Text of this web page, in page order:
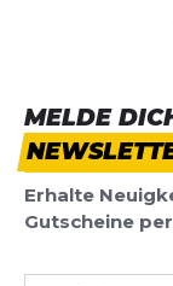
MELDE
Erhalte
Gutscheine